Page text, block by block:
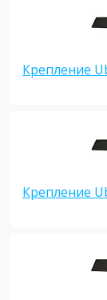
Крепление
Крепление